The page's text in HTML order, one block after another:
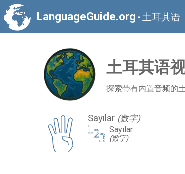
LanguageGuide.org • 土耳其语
土耳其语
探索带有内置音频的
Sayılar (数字)
Sayılar
(数字)